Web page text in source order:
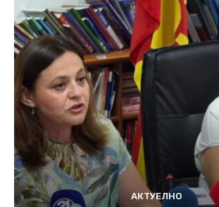
АКТУЕЛНО